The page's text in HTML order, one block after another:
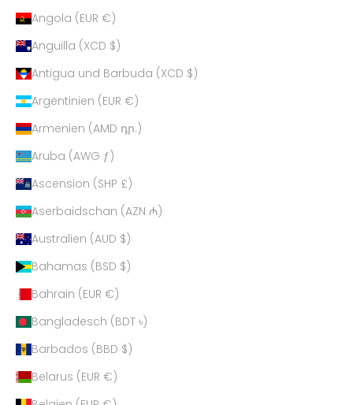
Angola (EUR €)
Anguilla (XCD $)
Antigua und Barbuda (XCD $)
Argentinien (EUR €)
Armenien (AMD դր.)
Aruba (AWG ƒ)
Ascension (SHP £)
Aserbaidschan (AZN ₼)
Australien (AUD $)
Bahamas (BSD $)
Bahrain (EUR €)
Bangladesch (BDT ৳)
Barbados (BBD $)
Belarus (EUR €)